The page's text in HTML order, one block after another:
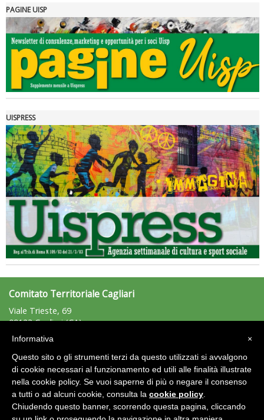
La formazione Uisp rallenta ma prosegue anche in estate
Tiziano Pesce nel Cda di Fondazione Terzjus: prima riunione a
PAGINE UISP
UISPRESS
Comitato Territoriale Cagliari
Viale Trieste, 69
09123 Cagliari (CA)
Tel: +39.328.6415477 - Fax: n.d.
C.F.: 92012220924
Area Riservata 2.0
×
Informativa
Questo sito o gli strumenti terzi da questo utilizzati si avvalgono
di cookie necessari al funzionamento ed utili alle finalità illustrate
nella cookie policy. Se vuoi saperne di più o negare il consenso
a tutti o ad alcuni cookie, consulta la cookie policy
Chiudendo questo banner, scorrendo questa pagina, cliccando